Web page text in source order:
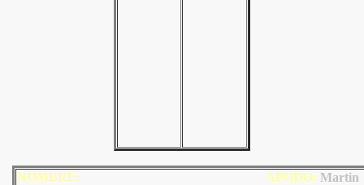
NOMBRE: APODO: Martin